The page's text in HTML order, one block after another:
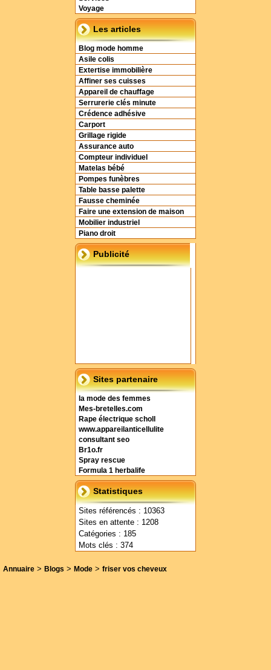
Voyage
Les articles
Blog mode homme
Asile colis
Extertise immobilière
Affiner ses cuisses
Appareil de chauffage
Serrurerie clés minute
Crédence adhésive
Carport
Grillage rigide
Assurance auto
Compteur individuel
Matelas bébé
Pompes funèbres
Table basse palette
Fausse cheminée
Faire une extension de maison
Mobilier industriel
Piano droit
Publicité
Sites partenaire
la mode des femmes
Mes-bretelles.com
Rape électrique scholl
www.appareilanticellulite
consultant seo
Br1o.fr
Spray rescue
Formula 1 herbalife
Statistiques
Sites référencés : 10363
Sites en attente : 1208
Catégories : 185
Mots clés : 374
Annuaire > Blogs > Mode > friser vos cheveux